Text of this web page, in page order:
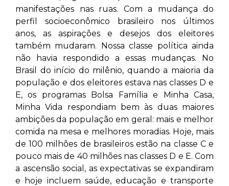
manifestações nas ruas. Com a mudança do
perfil socioeconômico brasileiro nos últimos
anos, as aspirações e desejos dos eleitores
também mudaram. Nossa classe política ainda
não havia respondido a essas mudanças. No
Brasil do início do milênio, quando a maioria da
população e dos eleitores estava nas classes D e
E, os programas Bolsa Família e Minha Casa,
Minha Vida respondiam bem às duas maiores
ambições da população em geral: mais e melhor
comida na mesa e melhores moradias. Hoje, mais
de 100 milhões de brasileiros estão na classe C e
pouco mais de 40 milhões nas classes D e E. Com
a ascensão social, as expectativas se expandiram
e hoje incluem saúde, educação e transporte